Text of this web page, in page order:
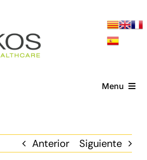
Menu
Referencias
Anterior Siguiente